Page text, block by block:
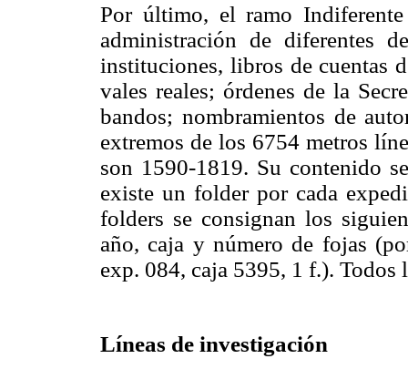
Por último, el ramo
administración de diferentes
instituciones, libros de cuentas
vales reales; órdenes de la
bandos; nombramientos de
extremos de los 6754 metros
son 1590-1819. Su contenido
existe un folder por cada
folders se consignan los
año, caja y número de fojas
exp. 084, caja 5395, 1 f.). Todos
Líneas de investigación